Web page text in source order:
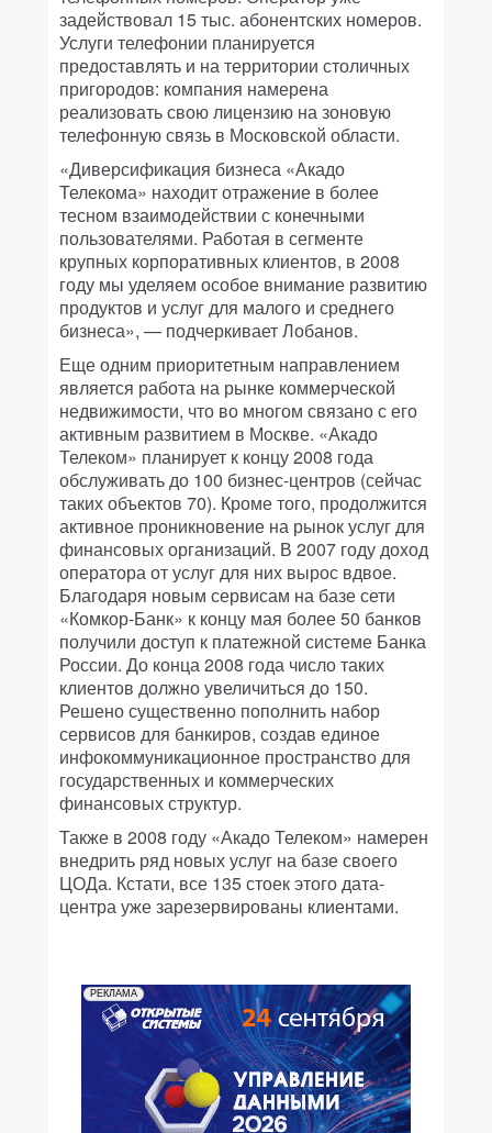
задействовал 15 тыс. абонентских номеров.
Услуги телефонии планируется
предоставлять и на территории столичных
пригородов: компания намерена
реализовать свою лицензию на зоновую
телефонную связь в Московской области.
«Диверсификация бизнеса «Акадо
Телекома» находит отражение в более
тесном взаимодействии с конечными
пользователями. Работая в сегменте
крупных корпоративных клиентов, в 2008
году мы уделяем особое внимание развитию
продуктов и услуг для малого и среднего
бизнеса», — подчеркивает Лобанов.
Еще одним приоритетным направлением
является работа на рынке коммерческой
недвижимости, что во многом связано с его
активным развитием в Москве. «Акадо
Телеком» планирует к концу 2008 года
обслуживать до 100 бизнес-центров (сейчас
таких объектов 70). Кроме того, продолжится
активное проникновение на рынок услуг для
финансовых организаций. В 2007 году доход
оператора от услуг для них вырос вдвое.
Благодаря новым сервисам на базе сети
«Комкор-Банк» к концу мая более 50 банков
получили доступ к платежной системе Банка
России. До конца 2008 года число таких
клиентов должно увеличиться до 150.
Решено существенно пополнить набор
сервисов для банкиров, создав единое
инфокоммуникационное пространство для
государственных и коммерческих
финансовых структур.
Также в 2008 году «Акадо Телеком» намерен
внедрить ряд новых услуг на базе своего
ЦОДа. Кстати, все 135 стоек этого дата-
центра уже зарезервированы клиентами.
РЕКЛАМА